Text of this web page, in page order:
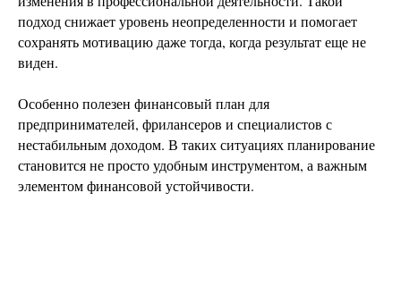
подход снижает уровень неопределенности и помогает
сохранять мотивацию даже тогда, когда результат еще не
виден.
Особенно полезен финансовый план для
предпринимателей, фрилансеров и специалистов с
нестабильным доходом. В таких ситуациях планирование
становится не просто удобным инструментом, а важным
элементом финансовой устойчивости.